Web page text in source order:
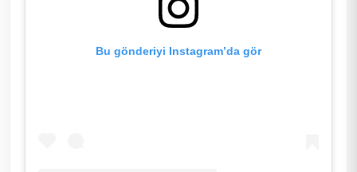
Bu gönderiyi Instagram’da gör